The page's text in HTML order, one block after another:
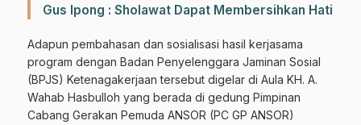
Gus Ipong : Sholawat Dapat Membersihkan Hati
Adapun pembahasan dan sosialisasi hasil kerjasama
program dengan Badan Penyelenggara Jaminan Sosial
(BPJS) Ketenagakerjaan tersebut digelar di Aula KH. A.
Wahab Hasbulloh yang berada di gedung Pimpinan
Cabang Gerakan Pemuda ANSOR (PC GP ANSOR)